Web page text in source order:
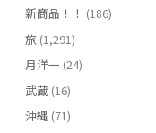
新商品！！ (186)
旅(1,291)
月洋一 (24)
武蔵(16)
沖縄 (71)